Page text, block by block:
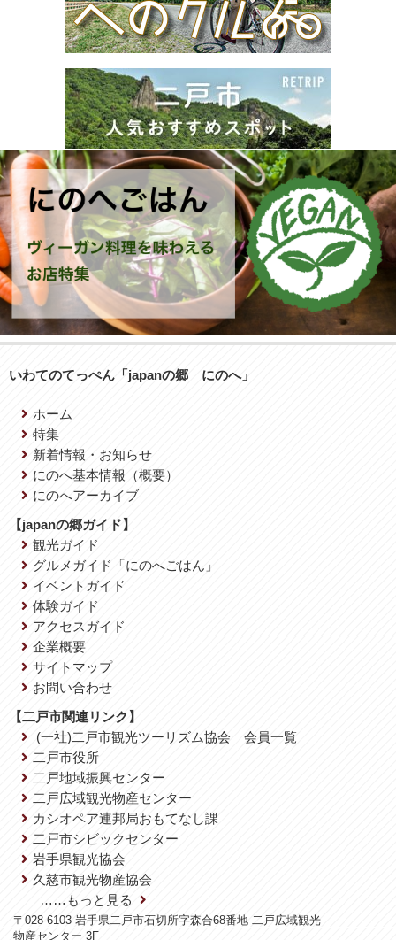
いわてのてっぺん「japanの郷 にのへ」
ホーム
特集
新着情報・お知らせ
にのへ基本情報（概要）
にのへアーカイブ
【japanの郷ガイド】
観光ガイド
グルメガイド「にのへごはん」
イベントガイド
体験ガイド
アクセスガイド
企業概要
サイトマップ
お問い合わせ
【二戸市関連リンク】
(一社)二戸市観光ツーリズム協会 会員一覧
二戸市役所
二戸地域振興センター
二戸広域観光物産センター
カシオペア連邦局おもてなし課
二戸市シビックセンター
岩手県観光協会
久慈市観光物産協会
……もっと見る
〒028-6103 岩手県二戸市石切所字森合68番地 二戸広域観光
物産センター 3F